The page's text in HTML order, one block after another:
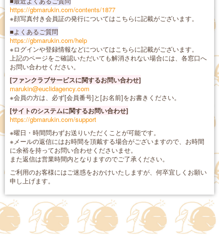
https://gbmarukin.com/contents/1877
※顔写真付き会員証の発行についてはこちらに記載がございます。
■よくあるご質問
https://gbmarukin.com/help
※ログインや登録情報などについてはこちらに記載がございます。
上記のページをご確認いただいても解消されない場合には、各窓口へ
お問い合わせください。
[ファンクラブサービスに関するお問い合わせ]
marukin@euclidagency.com
※会員の方は、必ず[会員番号]と[お名前]をお書きください。
[サイトのシステムに関するお問い合わせ]
https://gbmarukin.com/support
※曜日・時間問わずお送りいただくことが可能です。
※メールの返信にはお時間を頂戴する場合がございますので、お時間
に余裕を持ってお問い合わせくださいませ。
また返信は営業時間内となりますのでご了承ください。
ご利用のお客様にはご迷惑をおかけいたしますが、何卒宜しくお願い
申し上げます。